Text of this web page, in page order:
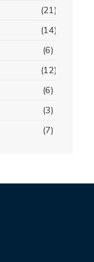
(21)
(14)
(6)
(12)
(6)
(3)
(7)